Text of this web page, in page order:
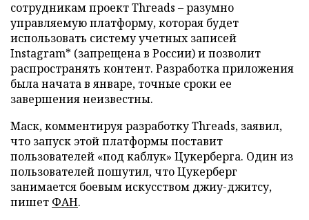
сотрудникам проект Threads – разумно
управляемую платформу, которая будет
использовать систему учетных записей
Instagram* (запрещена в России) и позволит
распространять контент. Разработка приложения
была начата в январе, точные сроки ее
завершения неизвестны.
Маск, комментируя разработку Threads, заявил,
что запуск этой платформы поставит
пользователей «под каблук» Цукерберга. Один из
пользователей пошутил, что Цукерберг
занимается боевым искусством джиу-джитсу,
пишет ФАН.